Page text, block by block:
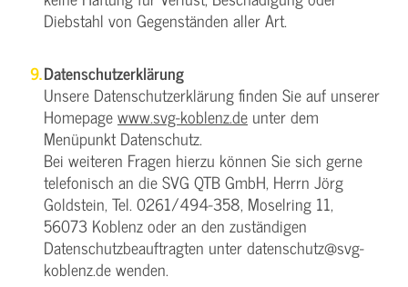
Diebstahl von Gegenständen aller Art.
Datenschutzerklärung
Unsere Datenschutzerklärung finden Sie auf unserer
Homepagewww.svg-koblenz.de unter dem
Menüpunkt Datenschutz.
Bei weiteren Fragen hierzu können Sie sich gerne
telefonisch an die SVG QTB GmbH, Herrn Jörg
Goldstein, Tel. 0261/494-358, Moselring 11,
56073 Koblenz oder an den zuständigen
Datenschutzbeauftragten unter datenschutz@svg-
koblenz.de wenden.